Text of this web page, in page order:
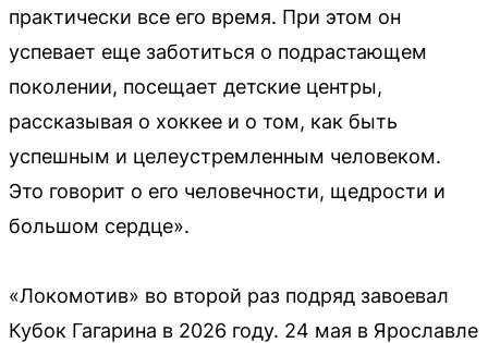
практически все его время. При этом он
успевает еще заботиться о подрастающем
поколении, посещает детские центры,
рассказывая о хоккее и о том, как быть
успешным и целеустремленным человеком.
Это говорит о его человечности, щедрости и
большом сердце».
«Локомотив» во второй раз подряд завоевал
Кубок Гагарина в 2026 году. 24 мая в Ярославле